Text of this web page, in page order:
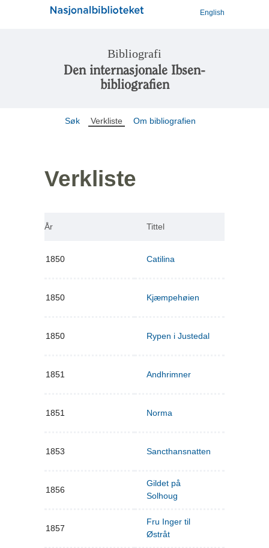
English
Bibliografi
Den internasjonale Ibsen-
bibliografien
Søk Verkliste Om bibliografien
Verkliste
År Tittel
1850 Catilina
1850 Kjæmpehøien
1850 Rypen i Justedal
1851 Andhrimner
1851 Norma
1853 Sancthansnatten
1856
Gildet på
Solhoug
1857
Fru Inger til
Østråt